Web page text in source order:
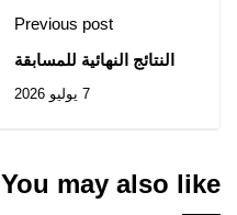
Previous post
النتائج النهائية للمسابقة
في الدكتوراه (الطور
7 يوليو 2026
You may also like